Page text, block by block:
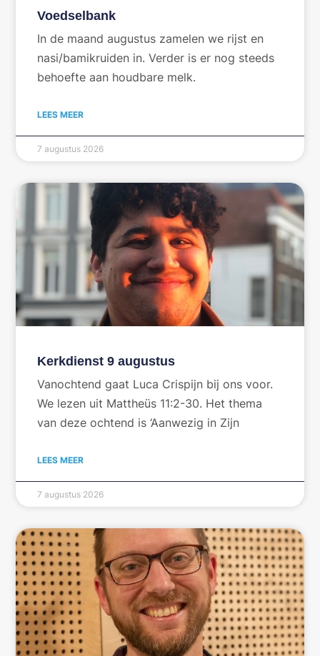
Voedselbank
In de maand augustus zamelen we rijst en
nasi/bamikruiden in. Verder is er nog steeds
behoefte aan houdbare melk.
LEES MEER
7 augustus 2026
Kerkdienst 9 augustus
Vanochtend gaat Luca Crispijn bij ons voor.
We lezen uit Mattheüs 11:2-30. Het thema
van deze ochtend is ‘Aanwezig in Zijn
LEES MEER
7 augustus 2026